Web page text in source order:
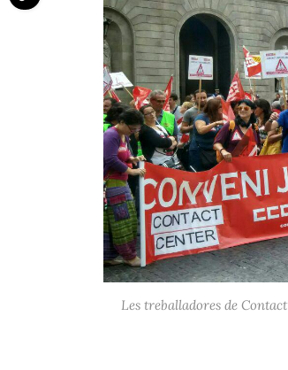
Les treballadores de